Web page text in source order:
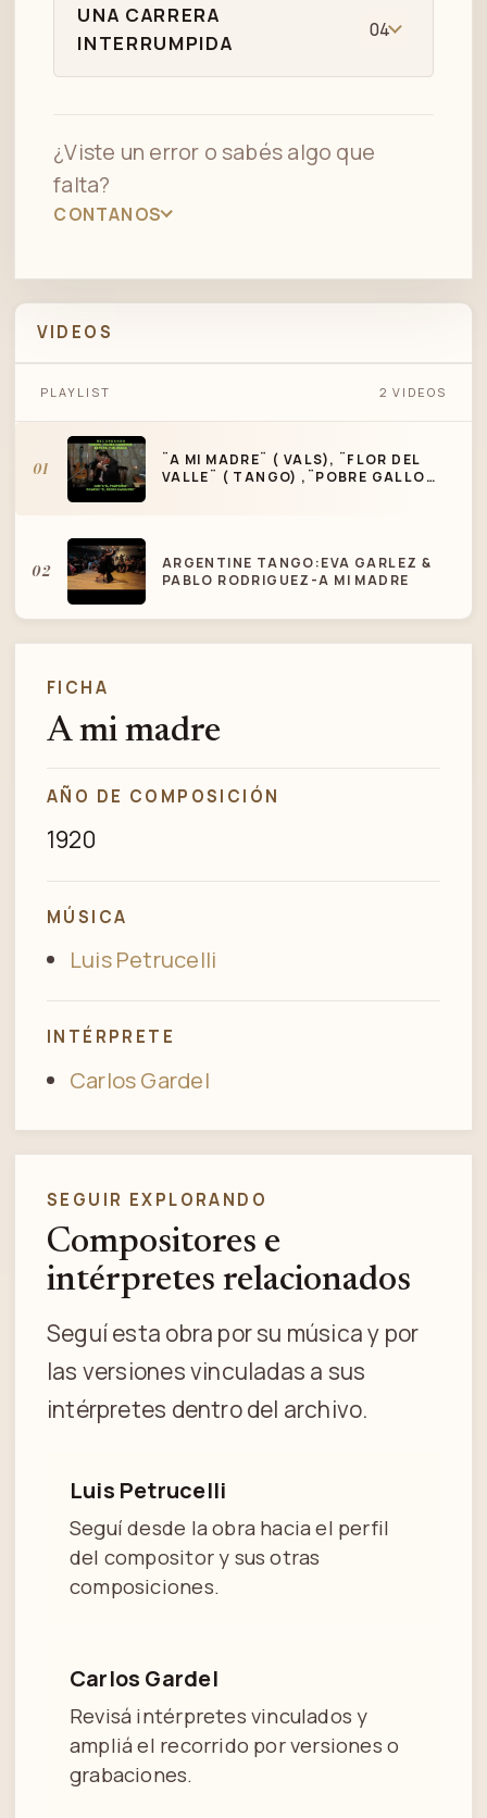
UNA CARRERA
INTERRUMPIDA
04
¿Viste un error o sabés algo que
falta?
CONTANOS
VIDEOS
( TANGO) ,¨POBRE GALLO BATARAZ¨ Y¨Y
PLAYLIST 2 VIDEOS
01
¨A MI MADRE¨ ( VALS), ¨FLOR DEL
VALLE¨ ( TANGO) ,¨POBRE GALLO
02
ARGENTINE TANGO:EVA GARLEZ &
PABLO RODRIGUEZ-A MI MADRE
FICHA
A mi madre
AÑO DE COMPOSICIÓN
1920
MÚSICA
Luis Petrucelli
INTÉRPRETE
Carlos Gardel
SEGUIR EXPLORANDO
Compositores e
intérpretes relacionados
Seguí esta obra por su música y por
las versiones vinculadas a sus
intérpretes dentro del archivo.
Luis Petrucelli
Seguí desde la obra hacia el perfil
del compositor y sus otras
composiciones.
Carlos Gardel
Revisá intérpretes vinculados y
ampliá el recorrido por versiones o
grabaciones.